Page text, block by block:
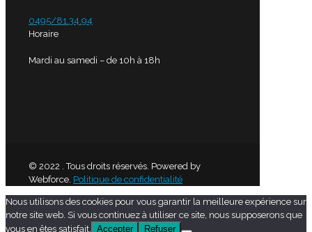
0495/81.34.94
Horaire
Mardi au samedi – de 10h à 18h
© 2022 . Tous droits réservés. Powered by
Webforce. Politique de confidentialité
Nous utilisons des cookies pour vous garantir la meilleure expérience sur
notre site web. Si vous continuez à utiliser ce site, nous supposerons que
vous en êtes satisfait. Accepter Refuser